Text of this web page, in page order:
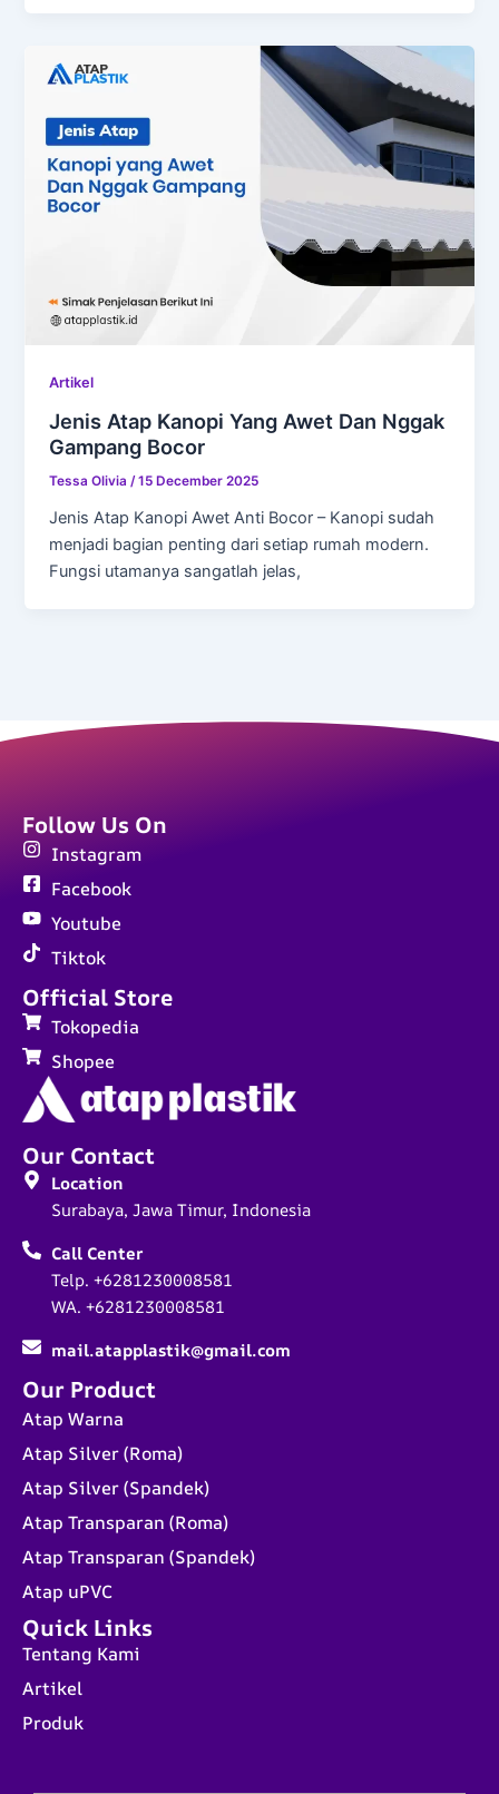
Artikel
Jenis Atap Kanopi Yang Awet Dan Nggak
Gampang Bocor
Tessa Olivia/15 December 2025
Jenis Atap Kanopi Awet Anti Bocor – Kanopi sudah
menjadi bagian penting dari setiap rumah modern.
Fungsi utamanya sangatlah jelas,
Quick Links
Tentang Kami
Artikel
Produk
Our Product
Atap Warna
Atap Silver (Roma)
Atap Silver (Spandek)
Atap Transparan (Roma)
Atap Transparan (Spandek)
Atap uPVC
Our Contact
Location
Surabaya, Jawa Timur, Indonesia
Call Center
Telp. +6281230008581
WA. +6281230008581
mail.atapplastik@gmail.com
Official Store
Tokopedia
Shopee
Follow Us On
Instagram
Facebook
Youtube
Tiktok